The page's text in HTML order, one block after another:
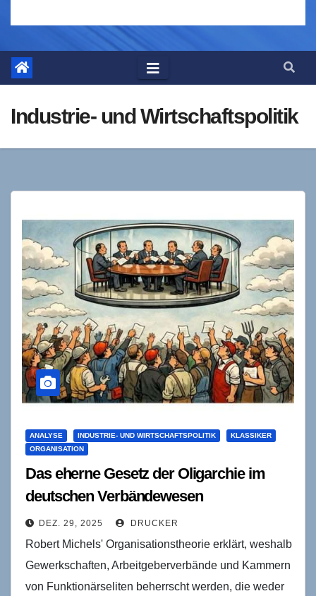
Industrie- und Wirtschaftspolitik
ANALYSE INDUSTRIE- UND WIRTSCHAFTSPOLITIK
KLASSIKER
ORGANISATION
Das eherne Gesetz der Oligarchie im
deutschen Verbändewesen
DEZ. 29, 2025 DRUCKER
Robert Michels' Organisationstheorie erklärt, weshalb
Gewerkschaften, Arbeitgeberverbände und Kammern
von Funktionärseliten beherrscht werden, die weder